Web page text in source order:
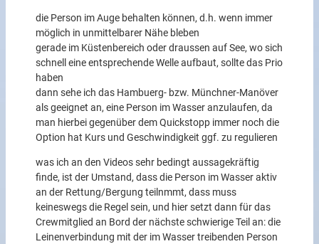
die Person im Auge behalten können, d.h. wenn immer
möglich in unmittelbarer Nähe bleben
gerade im Küstenbereich oder draussen auf See, wo sich
schnell eine entsprechende Welle aufbaut, sollte das Prio
haben
dann sehe ich das Hambuerg- bzw. Münchner-Manöver
als geeignet an, eine Person im Wasser anzulaufen, da
man hierbei gegenüber dem Quickstopp immer noch die
Option hat Kurs und Geschwindigkeit ggf. zu regulieren
was ich an den Videos sehr bedingt aussagekräftig
finde, ist der Umstand, dass die Person im Wasser aktiv
an der Rettung/Bergung teilnmmt, dass muss
keineswegs die Regel sein, und hier setzt dann für das
Crewmitglied an Bord der nächste schwierige Teil an: die
Leinenverbindung mit der im Wasser treibenden Person